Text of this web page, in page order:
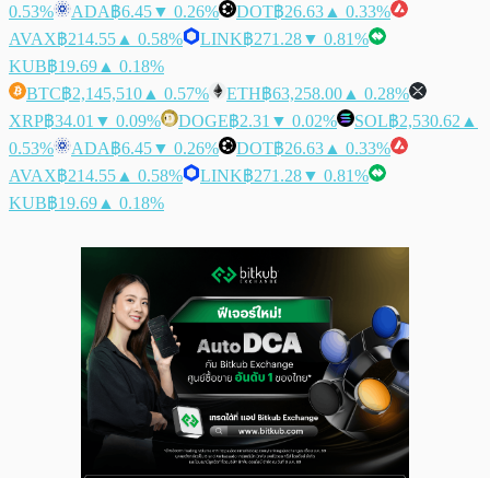
0.53%
ADA฿6.45▼ 0.26% DOT฿26.63 ▲ 0.33%
AVAX฿214.55 ▲ 0.58% LINK฿271.28▼ 0.81%
KUB฿19.69 ▲ 0.18%
BTC฿2,145,510 ▲ 0.57% ETH฿63,258.00 ▲ 0.28%
XRP฿34.01 ▼ 0.09% DOGE฿2.31 ▼ 0.02% SOL฿2,530.62 ▲
0.53%
ADA฿6.45▼ 0.26% DOT฿26.63 ▲ 0.33%
AVAX฿214.55 ▲ 0.58% LINK฿271.28▼ 0.81%
KUB฿19.69 ▲ 0.18%